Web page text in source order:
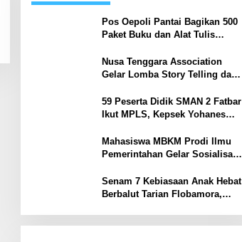
Pos Oepoli Pantai Bagikan 500
Paket Buku dan Alat Tulis
Sekolah
Nusa Tenggara Association
Gelar Lomba Story Telling dan
Kupang Barat dan Nekamese
59 Peserta Didik SMAN 2 Fatbar
Ikut MPLS, Kepsek Yohanes
Lingkungan Sekolah
Mahasiswa MBKM Prodi Ilmu
Pemerintahan Gelar Sosialisasi
SMPN 7 Amarasi
Senam 7 Kebiasaan Anak Hebat
Berbalut Tarian Flobamora,